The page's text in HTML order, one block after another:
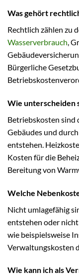
Was gehört
Rechtlich zählen zu
Wasserverbrauch,
Bürgerliche
Wie unterscheiden
Betriebskosten sind
Gebäudes und
entstehen.
Kosten für die
Bereitung von
Welche
Nicht umlagefähig
entstehen oder
wie beispielsweise
Verwaltungskosten
Wie kann ich als